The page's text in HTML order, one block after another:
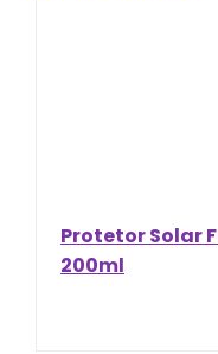
Protetor Solar
200ml